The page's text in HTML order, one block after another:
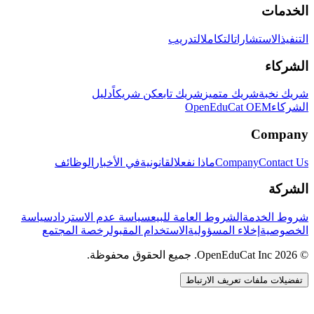
الخدمات
التنفيذ الاستشاراتالتكاملالتدريب
الشركاء
شريك نخبةشريك متميز شريك تابعكن شريكاًدليل
الشركاءOpenEduCat OEM
Company
CompanyContact Us ماذا نفعلالقانونيةفي الأخبار الوظائف
الشركة
شروط الخدمة الشروط العامة للبيعسياسة عدم الاستردادسياسة
الخصوصية إخلاء المسؤولية الاستخدام المقبولرخصة المجتمع
© 2026 OpenEduCat Inc. جميع الحقوق محفوظة.
تفضيلات ملفات تعريف الارتباط